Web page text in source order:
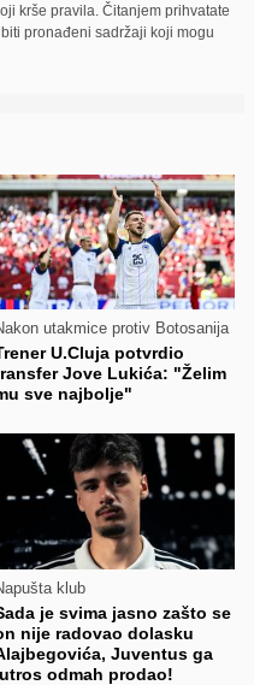
krše pravila. Čitanjem prihvatate
pronađeni sadržaji koji mogu
utakmice protiv Botosanija
U.Cluja potvrdio
Jove Lukića: "Želim
sve najbolje"
klub
je svima jasno zašto se
nije radovao dolasku
Juventus ga
odmah prodao!